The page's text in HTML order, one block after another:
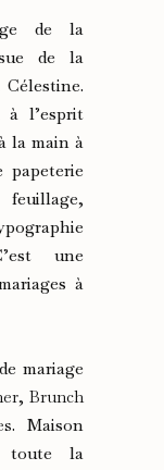
de la
de la
à l’esprit
la main à
papeterie
une
à
mariage
,Brunch
. Maison
toute la